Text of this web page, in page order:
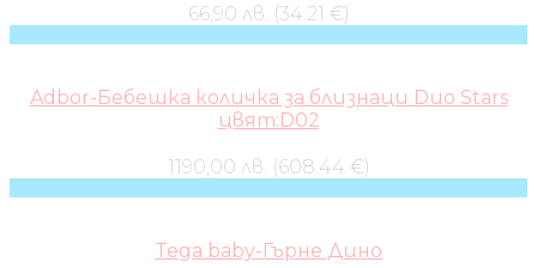
66,90 лв. (34.21 €)
Adbor-Бебешка количка за близнаци Duo Stars
цвят:D02
1190,00 лв. (608.44 €)
Tega baby-Гърне Дино